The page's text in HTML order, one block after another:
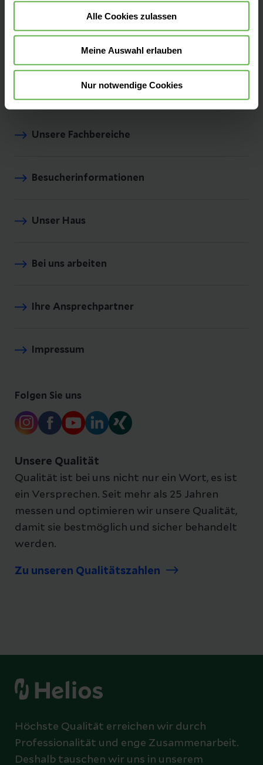
Alle Cookies zulassen
Meine Auswahl erlauben
Nur notwendige Cookies
Anfahrt auf Google Maps
03501 7118-0
Unsere Fachbereiche
Besucherinformationen
Unser Haus
Bei uns arbeiten
Ihre Ansprechpartner
Impressum
Folgen Sie uns
Unsere Qualität
Qualität ist bei uns nicht nur ein Wort, es ist
ein Versprechen. Seit mehr als 25 Jahren
messen und optimieren wir unsere Qualität,
damit sie bestmöglich und sicher behandelt
werden.
Zu unseren Qualitätszahlen
Höchste Qualität erreichen wir durch
Professionalität und enge Zusammenarbeit.
Deshalb tauschen wir uns in unserem